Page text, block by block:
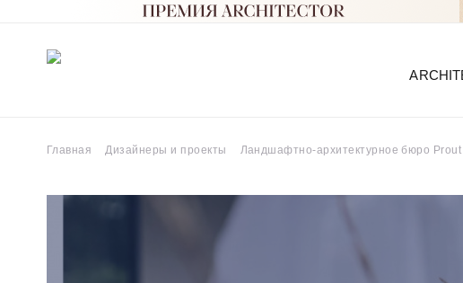
Главная Дизайнеры и проекты Ландшафтно-архитектурное бюро Prout